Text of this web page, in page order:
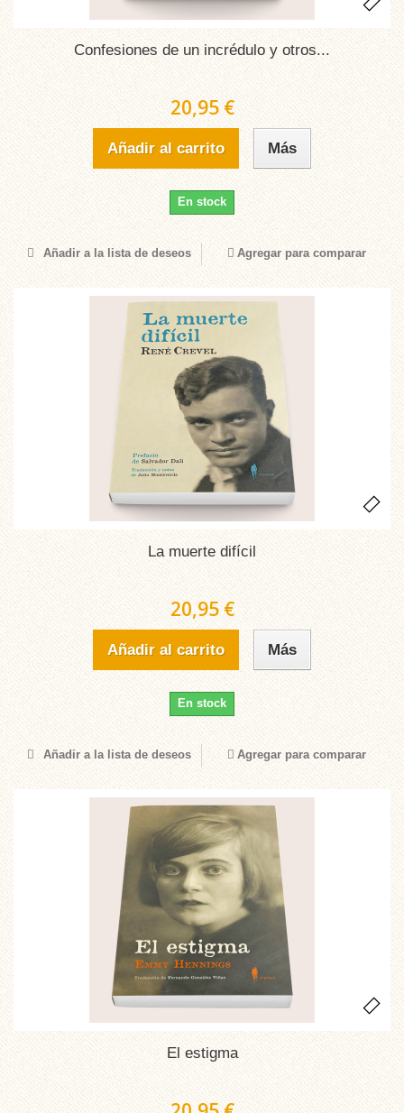
Confesiones de un incrédulo y otros...
20,95 €
Añadir al carrito Más
En stock
Añadir a la lista de deseos Agregar para comparar
La muerte difícil
20,95 €
Añadir al carrito Más
En stock
Añadir a la lista de deseos Agregar para comparar
El estigma